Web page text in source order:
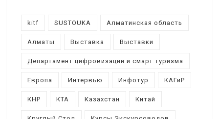
kitf SUSTOUKA Алматинская область
Алматы Выставка Выставки
Департамент цифровизации и смарт туризма
Европа Интервью Инфотур КАГиР
КНР КТА Казахстан Китай